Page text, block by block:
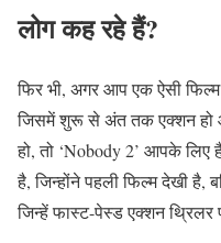
लोग कह रहे हैं?
फिर भी, अगर आप एक ऐसी
जिसमें शुरू से अंत तक एक्शन हो
हो, तो ‘Nobody 2’ आपके लिए
है, जिन्होंने पहली फिल्म देखी है,
जिन्हें फास्ट-पेस्ड एक्शन थ्रिलर